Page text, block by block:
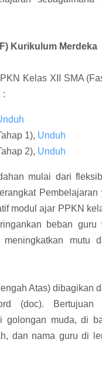
Kurikulum Merdeka
Kelas XII SMA
:
1), Unduh
2), Unduh
mulai dari
Pembelajaran
modul ajar PPKN
beban guru
mutu
Atas) dibagikan
(doc). Bertujuan
golongan muda, di
dan nama guru di